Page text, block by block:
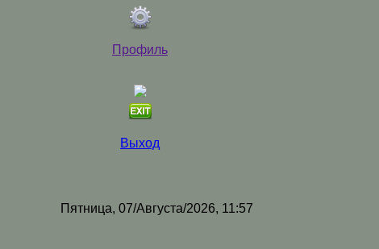
Профиль
Выход
Пятница, 07/Августа/2026, 11:57